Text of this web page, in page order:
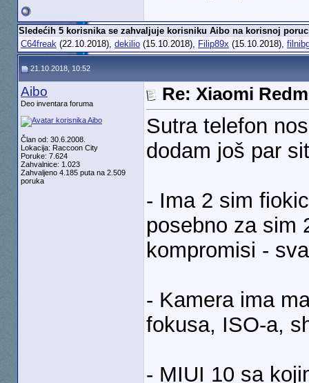
Sledećih 5 korisnika se zahvaljuje korisniku Aibo na korisnoj
C64freak(22.10.2018), dekilio(15.10.2018), Filip89x (15.10.2018),
21.10.2018, 10:52
Aibo
Deo inventara foruma
Član od: 30.6.2008.
Lokacija: Raccoon City
Poruke: 7.624
Zahvalnice: 1.023
Zahvaljeno 4.185 puta na 2.509
poruka
Re: Xiaomi
Sutra telefon
dodam još par
- Ima 2 sim
posebno za sim
kompromisi -
- Kamera ima
fokusa, ISO-a,
- MIUI 10 sa